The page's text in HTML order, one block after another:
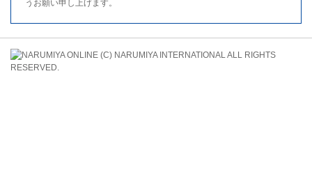
うお願い申し上げます。